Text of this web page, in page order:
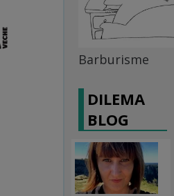
Barburisme
DILEMA
BLOG